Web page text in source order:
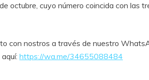
octubre, cuyo número coincida con las
con nostros a través de nuestro
https://wa.me/34655088484